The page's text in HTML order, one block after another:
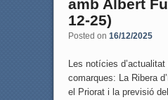
amb Albert
12-25)
Posted on 16/12/2025
Les notícies
comarques: La Ribera
el Priorat i la previsió